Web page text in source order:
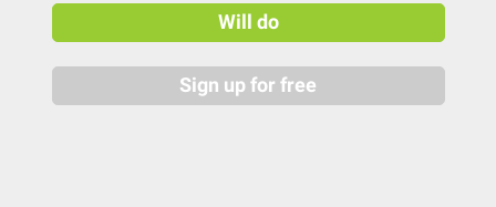
Will do
Sign up for free